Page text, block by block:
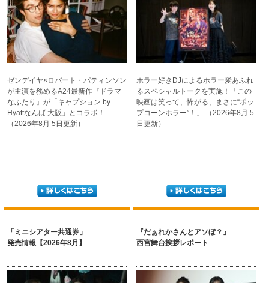
ゼンデイヤ×ロバート・パティンソン
が主演を務めるA24最新作『ドラマ
なふたり』が「キャプション by
Hyattなんば 大阪」とコラボ！
（2026年8月 5日更新）
ホラー好きDJによるホラー愛あふれ
るスペシャル トークを実施！「この
映画は笑って、怖がる、まさに“ポッ
プコーンホラー”！」
（2026年8月 5
日更新）
「ミニシアター共通券」
発売情報【2026年8月】
『だぁれかさんとアソぼ？』
西宮舞台挨拶レポート